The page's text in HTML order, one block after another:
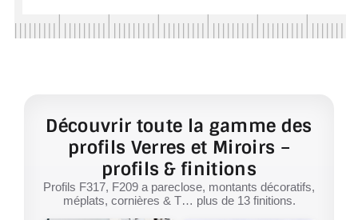
Découvrir toute la gamme des
profils Verres et Miroirs –
profils & finitions
Profils F317, F209 a pareclose, montants décoratifs,
méplats, cornières & T… plus de 13 finitions.